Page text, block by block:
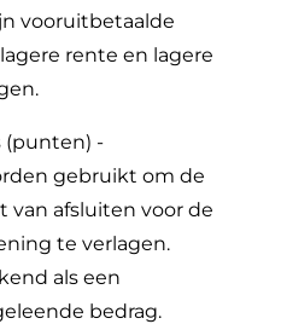
vooruitbetaalde
rente en lagere
(punten) -
gebruikt om de
afsluiten voor de
te verlagen.
als een
bedrag.